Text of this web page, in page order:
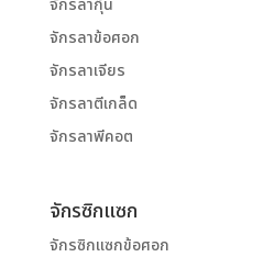
จักรลากุ๊น
จักรลาข้อศอก
จักรลาเจียร
จักรลาตีเกล็ด
จักรลาพีคอต
จักรซิกแซก
จักรซิกแซกข้อศอก